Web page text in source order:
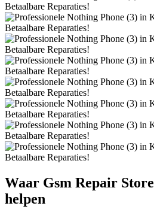
Waar Gsm Repair Store
helpen